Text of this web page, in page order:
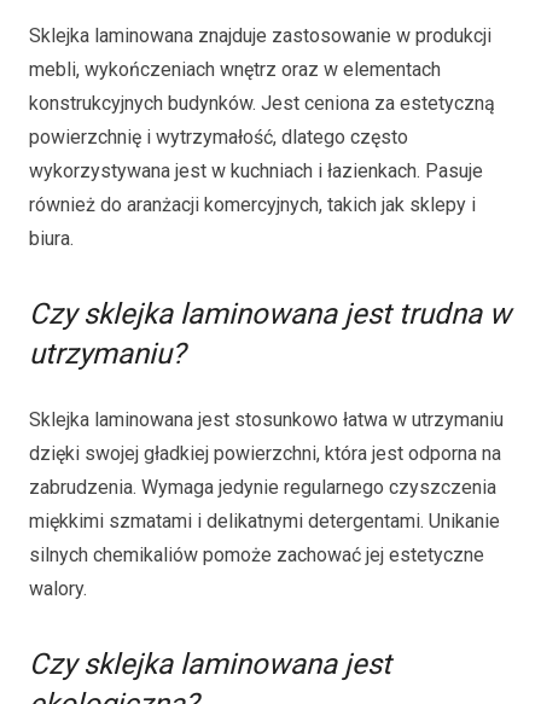
Sklejka laminowana znajduje zastosowanie w produkcji
mebli, wykończeniach wnętrz oraz w elementach
konstrukcyjnych budynków. Jest ceniona za estetyczną
powierzchnię i wytrzymałość, dlatego często
wykorzystywana jest w kuchniach i łazienkach. Pasuje
również do aranżacji komercyjnych, takich jak sklepy i
biura.
Czy sklejka laminowana jest trudna w
utrzymaniu?
Sklejka laminowana jest stosunkowo łatwa w utrzymaniu
dzięki swojej gładkiej powierzchni, która jest odporna na
zabrudzenia. Wymaga jedynie regularnego czyszczenia
miękkimi szmatami i delikatnymi detergentami. Unikanie
silnych chemikaliów pomoże zachować jej estetyczne
walory.
Czy sklejka laminowana jest